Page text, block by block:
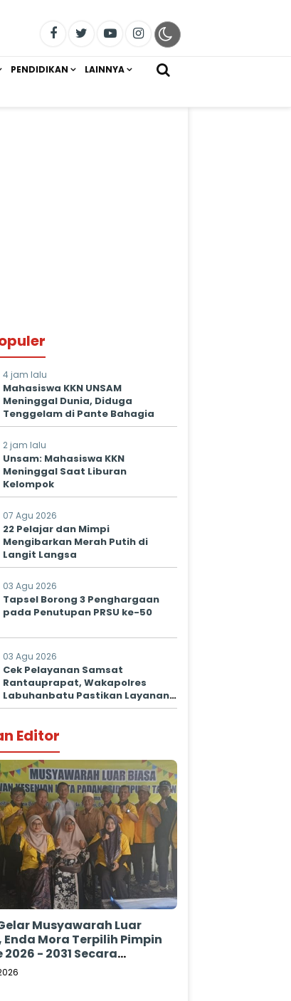
PENDIDIKAN LAINNYA
4 jam lalu
Mahasiswa KKN UNSAM
Meninggal Dunia, Diduga
Tenggelam di Pante Bahagia
2 jam lalu
Unsam: Mahasiswa KKN
Meninggal Saat Liburan
Kelompok
07 Agu 2026
22 Pelajar dan Mimpi
Mengibarkan Merah Putih di
Langit Langsa
03 Agu 2026
Tapsel Borong 3 Penghargaan
pada Penutupan PRSU ke-50
03 Agu 2026
Cek Pelayanan Samsat
Rantauprapat, Wakapolres
Labuhanbatu Pastikan Layanan
Prima untuk Masyarakat
Editor
Musyawarah Luar
Enda Mora Terpilih Pimpin
2026 - 2031 Secara